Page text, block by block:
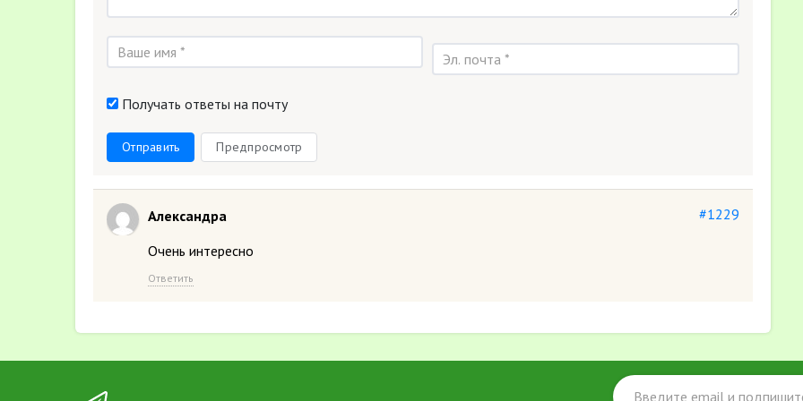
Получать ответы на почту
Отправить Предпросмотр
#1229
Александра
Очень интересно
Ответить